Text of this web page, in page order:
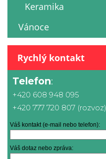
Keramika
Vánoce
Rychlý kontakt
Telefon:
+420 608 948 095
+420 777 720 807 (rozvoz)
Váš kontakt (e-mail nebo telefon):
Váš dotaz nebo zpráva: